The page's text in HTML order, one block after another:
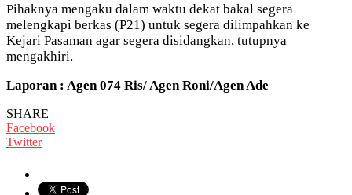
Pihaknya mengaku dalam waktu dekat bakal segera
melengkapi berkas (P21) untuk segera dilimpahkan ke
Kejari Pasaman agar segera disidangkan, tutupnya
mengakhiri.
Laporan : Agen 074 Ris/ Agen Roni/Agen Ade
SHARE
Facebook
Twitter